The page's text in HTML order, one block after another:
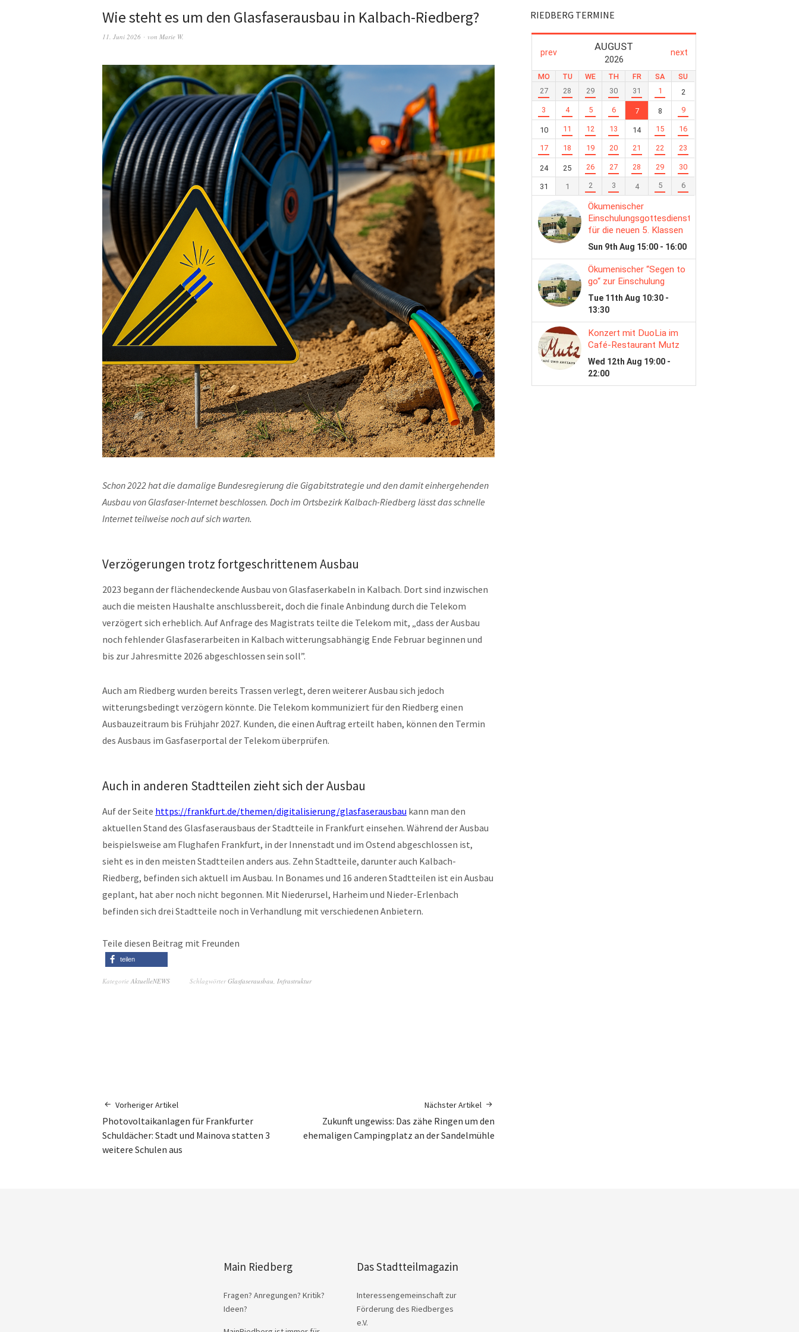
Wie steht es um den Glasfaserausbau in Kalbach-Riedberg?
11. Juni 2026 von Marie W.
Schon 2022 hat die damalige Bundesregierung die Gigabitstrategie und den damit einhergehenden
Ausbau von Glasfaser-Internet beschlossen. Doch im Ortsbezirk Kalbach-Riedberg lässt das schnelle
Internet teilweise noch auf sich warten.
Verzögerungen trotz fortgeschrittenem Ausbau
2023 begann der flächendeckende Ausbau von Glasfaserkabeln in Kalbach. Dort sind inzwischen
auch die meisten Haushalte anschlussbereit, doch die finale Anbindung durch die Telekom
verzögert sich erheblich. Auf Anfrage des Magistrats teilte die Telekom mit, „dass der Ausbau
noch fehlender Glasfaserarbeiten in Kalbach witterungsabhängig Ende Februar beginnen und
bis zur Jahresmitte 2026 abgeschlossen sein soll”.
Auch am Riedberg wurden bereits Trassen verlegt, deren weiterer Ausbau sich jedoch
witterungsbedingt verzögern könnte. Die Telekom kommuniziert für den Riedberg einen
Ausbauzeitraum bis Frühjahr 2027. Kunden, die einen Auftrag erteilt haben, können den Termin
des Ausbaus im Gasfaserportal der Telekom überprüfen.
Auch in anderen Stadtteilen zieht sich der Ausbau
Auf der Seite https://frankfurt.de/themen/digitalisierung/glasfaserausbau kann man den
aktuellen Stand des Glasfaserausbaus der Stadtteile in Frankfurt einsehen. Während der Ausbau
beispielsweise am Flughafen Frankfurt, in der Innenstadt und im Ostend abgeschlossen ist,
sieht es in den meisten Stadtteilen anders aus. Zehn Stadtteile, darunter auch Kalbach-
Riedberg, befinden sich aktuell im Ausbau. In Bonames und 16 anderen Stadtteilen ist ein Ausbau
geplant, hat aber noch nicht begonnen. Mit Niederursel, Harheim und Nieder-Erlenbach
befinden sich drei Stadtteile noch in Verhandlung mit verschiedenen Anbietern.
Teile diesen Beitrag mit Freunden
teilen
Kategorie AktuelleNEWS SchlagwörterGlasfaserausbau, Infrastruktur
Vorheriger Artikel
Photovoltaikanlagen für Frankfurter
Schuldächer: Stadt und Mainova statten 3
weitere Schulen aus
Nächster Artikel
Zukunft ungewiss: Das zähe Ringen um den
ehemaligen Campingplatz an der Sandelmühle
RIEDBERG TERMINE
Main Riedberg
Fragen? Anregungen? Kritik?
Ideen?
Das Stadtteilmagazin
Interessengemeinschaft zur
Förderung des Riedberges
e.V.